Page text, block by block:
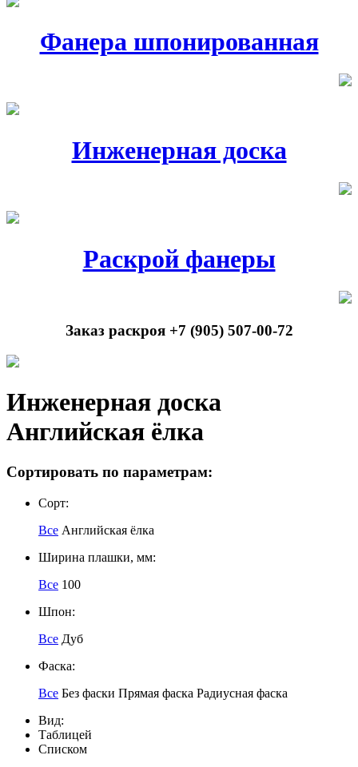
Фанера шпонированная
Инженерная доска
Раскрой фанеры
Заказ раскроя +7 (905) 507-00-72
Инженерная доска
Английская ёлка
Сортировать по параметрам:
Сорт:
Все Английская ёлка
Ширина плашки, мм:
Все 100
Шпон:
Все Дуб
Фаска:
Все Без фаски Прямая фаска Радиусная фаска
Вид:
Таблицей
Списком